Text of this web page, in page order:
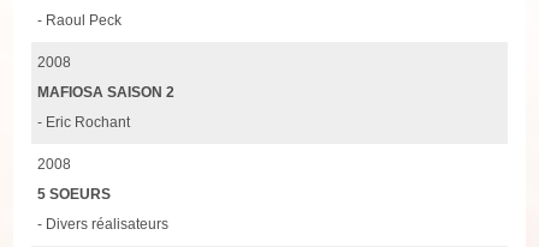
- Raoul Peck
2008
MAFIOSA SAISON 2
- Eric Rochant
2008
5 SOEURS
- Divers réalisateurs